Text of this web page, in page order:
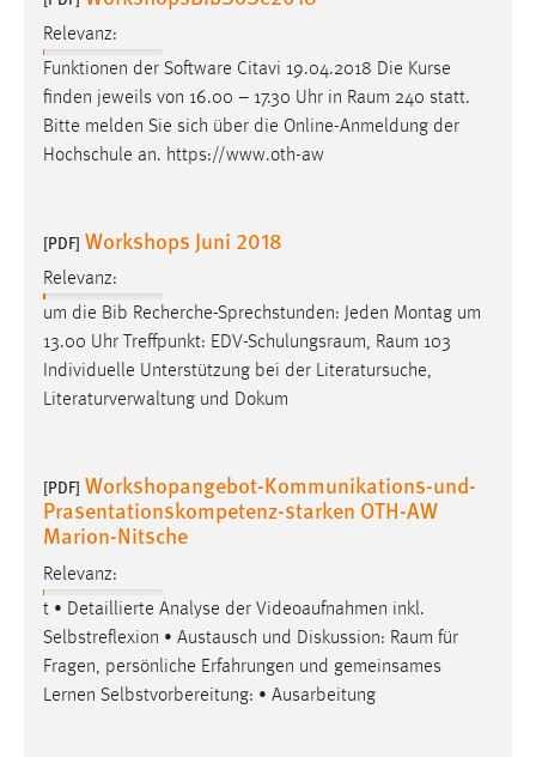
Relevanz:
Funktionen der Software Citavi 19.04.2018 Die Kurse
finden jeweils von 16.00 – 17.30 Uhr in Raum 240 statt.
Bitte melden Sie sich über die Online-Anmeldung der
Hochschule an. https://www.oth-aw
[PDF] Workshops Juni 2018
Relevanz:
um die Bib Recherche-Sprechstunden: Jeden Montag um
13.00 Uhr Treffpunkt: EDV-Schulungsraum, Raum 103
Individuelle Unterstützung bei der Literatursuche,
Literaturverwaltung und Dokum
[PDF] Workshopangebot-Kommunikations-und-
Prasentationskompetenz-starken OTH-AW
Marion-Nitsche
Relevanz:
t • Detaillierte Analyse der Videoaufnahmen inkl.
Selbstreflexion • Austausch und Diskussion: Raum für
Fragen, persönliche Erfahrungen und gemeinsames
Lernen Selbstvorbereitung: • Ausarbeitung